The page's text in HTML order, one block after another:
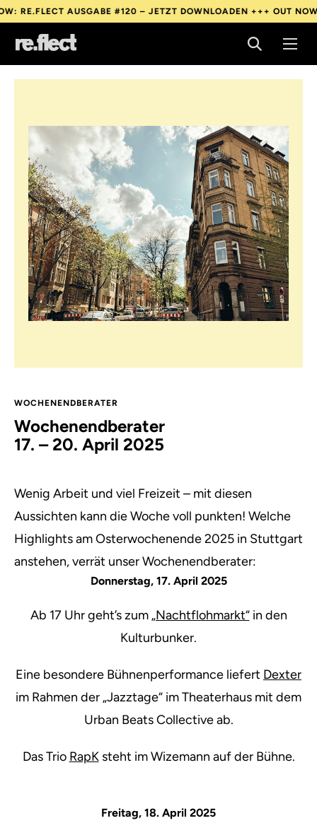
AUSGABE #120 – JETZT DOWNLOADEN +++OUT NOW:
AUSGABE #120 – JETZT DOWNLOADEN +++
WOCHENENDBERATER
Wochenendberater
17. – 20. April 2025
Wenig Arbeit und viel Freizeit – mit diesen
Aussichten kann die Woche voll punkten! Welche
Highlights am Osterwochenende 2025 in Stuttgart
anstehen, verrät unser Wochenendberater:
Donnerstag, 17. April 2025
Ab 17 Uhr geht’s zum „Nachtflohmarkt“in den
Kulturbunker.
Eine besondere Bühnenperformance liefert Dexter
im Rahmen der „Jazztage“ im Theaterhaus mit dem
Urban Beats Collective ab.
Das Trio RapKsteht im Wizemann auf der Bühne.
Freitag, 18. April 2025